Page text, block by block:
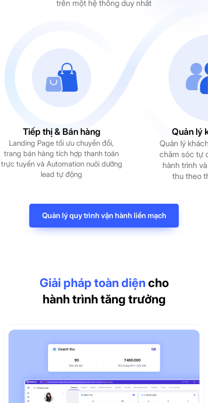
trên một hệ thống duy nhất
Tiếp thị & Bán hàng
Landing Page tối ưu chuyển đổi,
trang bán hàng tích hợp thanh toán
trực tuyến và Automation nuôi dưỡng
lead tự động
Quản lý
Quản lý
chăm sóc tự
hành trình
thu theo
Quản lý quy trình vận hành liền mạch
Giải pháp toàn diện cho
hành trình tăng trưởng